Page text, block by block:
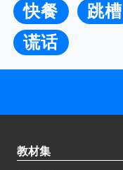
快餐
跳槽
谎话
教材集